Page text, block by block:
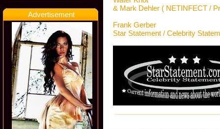
Advertisement
& Mark Dehler ( NETINFECT /
Frank Gerber
Star Statement / Celebrity